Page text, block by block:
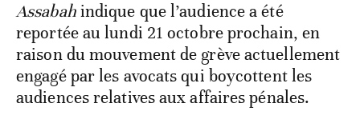
Assabahindique que l’audience a été
reportée au lundi 21 octobre prochain, en
raison du mouvement de grève actuellement
engagé par les avocats qui boycottent les
audiences relatives aux affaires pénales.